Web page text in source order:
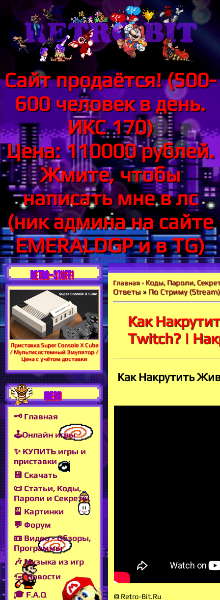
Сайт продаётся! (500-
600 человек в день.
ИКС 170)
Цена: 110000 рублей.
Жмите, чтобы
написать мне в лс
(ник админа на сайте
EMERALDGP и в TG)
RETRO-STUFF!
Приставка Super Console X Cube
/ Мультисистемный Эмулятор /
Цена с учётом доставки
MENU
🗝 Главная
🕹Онлайн игры
✨ КУПИТЬ игры и
приставки
💾 Скачать
📜 Статьи, Коды,
Пароли и Секреты
🎴 Картинки
💬 Форум
📼 Видео - Обзоры,
Программы
🎶 Музыка из игр
🖅 Новости
🎓 F.A.Q
Главная » Коды, Пароли,
Ответы » По Стриму
Как
Twitch? |
Как Накрутить
© Retro-Bit.Ru